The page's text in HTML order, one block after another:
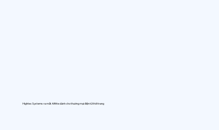
Hightec Systems ra mắt AIfitte dành cho thương mại điện tử thời trang